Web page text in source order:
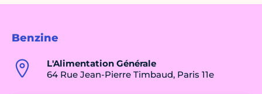
Benzine
L'Alimentation Générale
64 Rue Jean-Pierre Timbaud, Paris 11e